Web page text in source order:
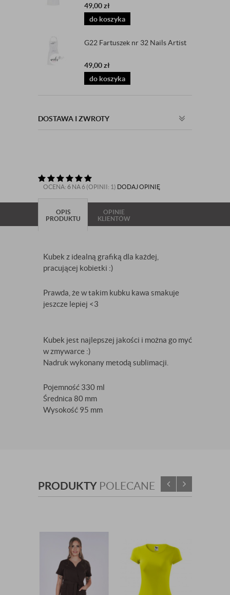
49,00zł
do koszyka
G22 Fartuszek nr 32 Nails Artist
49,00zł
do koszyka
DOSTAWA I ZWROTY
OCENA: 6 NA 6 (OPINII: 1) DODAJ OPINIĘ
OPIS
PRODUKTU
OPINIE
KLIENTÓW
Kubek z idealną grafiką dla każdej,
pracującej kobietki :)
Prawda, że w takim kubku kawa smakuje
jeszcze lepiej <3
Kubek jest najlepszej jakości i można go myć
w zmywarce :)
Nadruk wykonany metodą sublimacji.
Pojemność 330 ml
Średnica 80 mm
Wysokość 95 mm
PRODUKTY POLECANE